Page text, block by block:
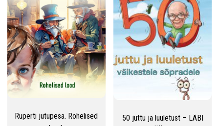
Ruperti jutupesa. Rohelised
50 juttu ja luuletust – LÄBI